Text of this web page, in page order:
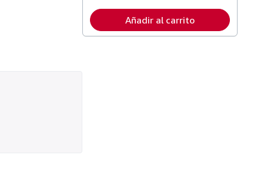
envío
Añadir al carrito